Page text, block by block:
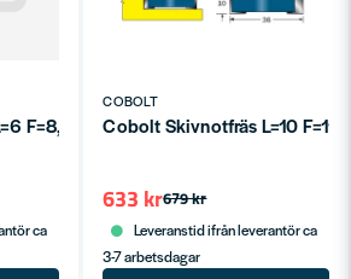
F=8,5 / D=36 S=8
ca
COBOLT
Cobolt Skivnotfräs L=10
679 kr
633 kr
Leveranstid ifrån leverantör ca
3-7 arbetsdagar